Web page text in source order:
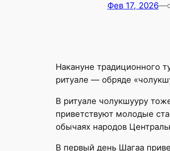
Фев 17, 2026—
Накануне традиционного
ритуале — обряде
В ритуале чолукшууру
приветствуют молодые
обычаях народов
В первый день Шагаа